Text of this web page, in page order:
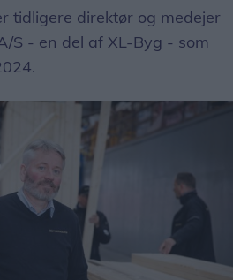
tidligere direktør og medejer
S - en del af XL-Byg - som